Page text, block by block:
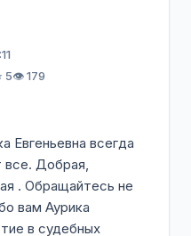
5👁️ 179
Евгеньевна всегда
все. Добрая,
. Обращайтесь не
вам Аурика
в судебных